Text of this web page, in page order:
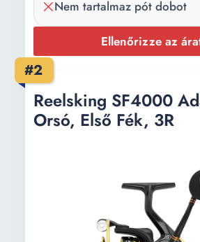
Súly: 403 g
Nem tartalmaz pót dobot
Ellenőrizze az
#2
Reelsking SF4000
Orsó, Első Fék, 3R